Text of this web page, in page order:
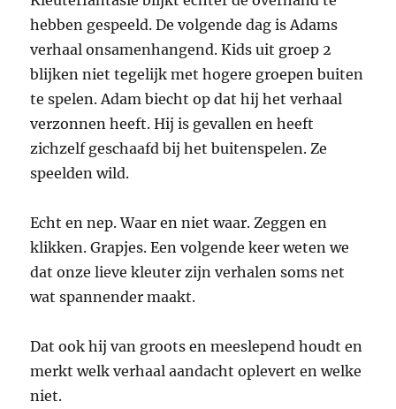
hebben gespeeld. De volgende dag is Adams
verhaal onsamenhangend. Kids uit groep 2
blijken niet tegelijk met hogere groepen buiten
te spelen. Adam biecht op dat hij het verhaal
verzonnen heeft. Hij is gevallen en heeft
zichzelf geschaafd bij het buitenspelen. Ze
speelden wild.
Echt en nep. Waar en niet waar. Zeggen en
klikken. Grapjes. Een volgende keer weten we
dat onze lieve kleuter zijn verhalen soms net
wat spannender maakt.
Dat ook hij van groots en meeslepend houdt en
merkt welk verhaal aandacht oplevert en welke
niet.